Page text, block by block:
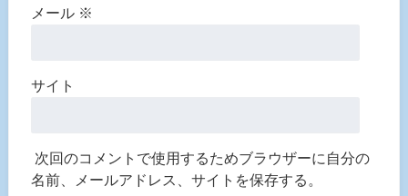
メール ※
サイト
次回のコメントで使用するためブラウザーに自分の
名前、メールアドレス、サイトを保存する。